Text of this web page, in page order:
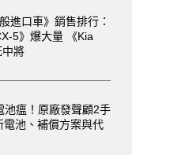
進口車》銷售排行：
5》爆大量 《Kia
將
池瘟！原廠發聲顧2手
電池、補償方案與代